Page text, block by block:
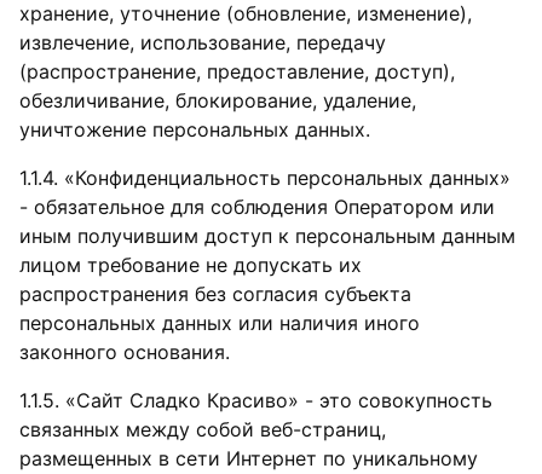
хранение, уточнение (обновление, изменение),
извлечение, использование, передачу
(распространение, предоставление, доступ),
обезличивание, блокирование, удаление,
уничтожение персональных данных.
1.1.4. «Конфиденциальность персональных данных»
- обязательное для соблюдения Оператором или
иным получившим доступ к персональным данным
лицом требование не допускать их
распространения без согласия субъекта
персональных данных или наличия иного
законного основания.
1.1.5. «Сайт Сладко Красиво» - это совокупность
связанных между собой веб-страниц,
размещенных в сети Интернет по уникальному